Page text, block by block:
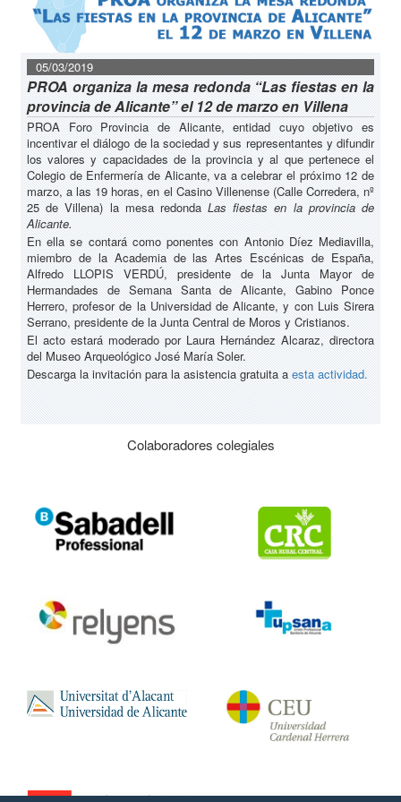
05/03/2019
PROA organiza la mesa redonda “Las fiestas en la
provincia de Alicante” el 12 de marzo en Villena
PROA Foro Provincia de Alicante, entidad cuyo objetivo es
incentivar el diálogo de la sociedad y sus representantes y difundir
los valores y capacidades de la provincia y al que pertenece el
Colegio de Enfermería de Alicante, va a celebrar el próximo 12 de
marzo, a las 19 horas, en el Casino Villenense (Calle Corredera, nº
25 de Villena) la mesa redondaLas fiestas en la provincia de
Alicante.
En ella se contará como ponentes con Antonio Díez Mediavilla,
miembro de la Academia de las Artes Escénicas de España,
Alfredo LLOPIS VERDÚ, presidente de la Junta Mayor de
Hermandades de Semana Santa de Alicante, Gabino Ponce
Herrero, profesor de la Universidad de Alicante, y con Luis Sirera
Serrano, presidente de la Junta Central de Moros y Cristianos.
El acto estará moderado por Laura Hernández Alcaraz, directora
del Museo Arqueológico José María Soler.
Descarga la invitación para la asistencia gratuita a esta actividad.
Colaboradores colegiales